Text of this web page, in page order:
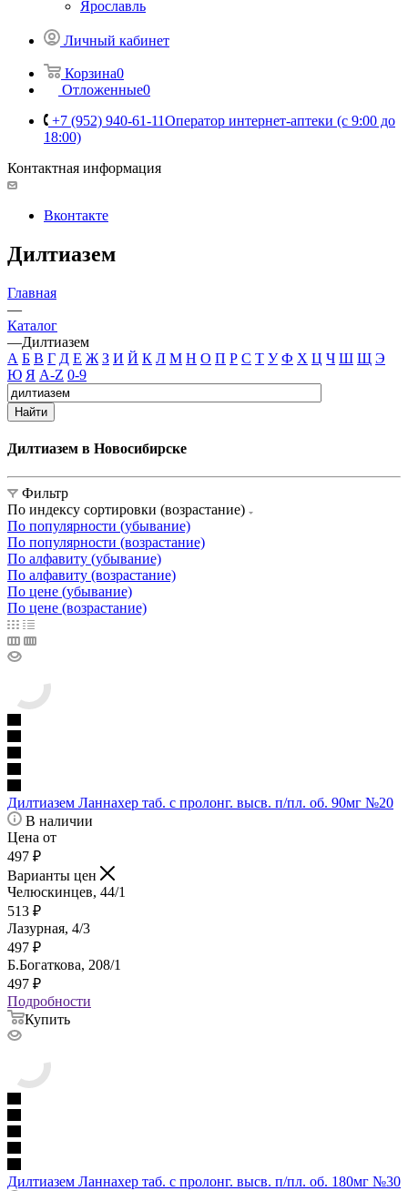
Ярославль
Личный кабинет
Корзина0
Отложенные0
+7 (952) 940-61-11Оператор интернет-аптеки (с 9:00 до
18:00)
Контактная информация
Вконтакте
Дилтиазем
Главная
—
Каталог
—Дилтиазем
А Б В Г Д Е Ж З И Й К Л М Н О П Р С Т У Ф Х Ц Ч Ш Щ Э
Ю Я A-Z 0-9
Найти
Дилтиазем в Новосибирске
Фильтр
По индексу сортировки (возрастание)
По популярности (убывание)
По популярности (возрастание)
По алфавиту (убывание)
По алфавиту (возрастание)
По цене (убывание)
По цене (возрастание)
Дилтиазем Ланнахер таб. с пролонг. высв. п/пл. об. 90мг №20
В наличии
Цена от
497 ₽
Варианты цен
Челюскинцев, 44/1
513 ₽
Лазурная, 4/3
497 ₽
Б.Богаткова, 208/1
497 ₽
Подробности
Купить
Дилтиазем Ланнахер таб. с пролонг. высв. п/пл. об. 180мг №30